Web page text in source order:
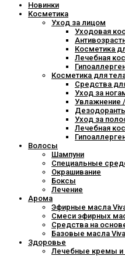
Новинки
Косметика
Уход за лицом
Уходовая
Косметика
Лечебная
Косметика для
Средства
Уход за
Увлажнение
Уход за
Лечебная
Волосы
Шампуни
Специальные
Окрашивание
Боксы
Лечение
Арома
Эфирные масла
Смеси эфирных
Средства на
Базовые масла
Здоровье
Лечебные кремы и